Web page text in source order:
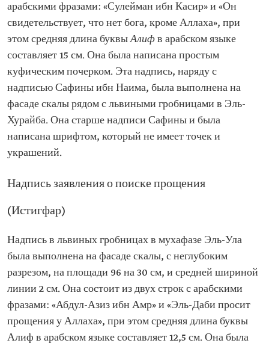
арабскими фразами: «Сулейман ибн Касир» и «Он
свидетельствует, что нет бога, кроме Аллаха», при
этом средняя длина буквыАлифв арабском языке
составляет 15 см. Она была написана простым
куфическим почерком. Эта надпись, наряду с
надписью Сафины ибн Наима, была выполнена на
фасаде скалы рядом с львиными гробницами в Эль-
Хурайба. Она старше надписи Сафины и была
написана шрифтом, который не имеет точек и
украшений.
Надпись заявления о поиске прощения
(Истигфар)
Надпись в львиных гробницах в мухафазе Эль-Ула
была выполнена на фасаде скалы, с неглубоким
разрезом, на площади 96 на 30 см, и средней шириной
линии 2 см. Она состоит из двух строк с арабскими
фразами: «Абдул-Азиз ибн Амр» и «Эль-Даби просит
прощения у Аллаха», при этом средняя длина буквы
Алиф в арабском языке составляет 12,5 см. Она была